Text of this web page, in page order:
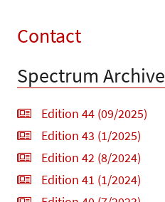
Contact
Spectrum Archive
Edition 44 (09/2025)
Edition 43 (1/2025)
Edition 42 (8/2024)
Edition 41 (1/2024)